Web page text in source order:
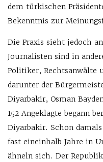
dem türkischen
Bekenntnis zur
Die Praxis sieht jedoch
Journalisten sind in
Politiker, Rechtsanwälte
darunter der
Diyarbakir, Osman
152 Angeklagte begann
Diyarbakir. Schon
fast eineinhalb Jahre in
ähneln sich. Der